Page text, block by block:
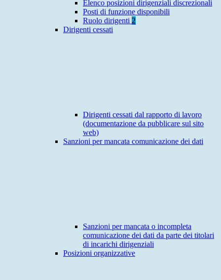
Elenco posizioni dirigenziali discrezionali
Posti di funzione disponibili
Ruolo dirigenti 2
Dirigenti cessati
Dirigenti cessati dal rapporto di lavoro
(documentazione da pubblicare sul sito
web)
Sanzioni per mancata comunicazione dei dati
Sanzioni per mancata o incompleta
comunicazione dei dati da parte dei titolari
di incarichi dirigenziali
Posizioni organizzative